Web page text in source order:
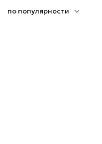
по популярности